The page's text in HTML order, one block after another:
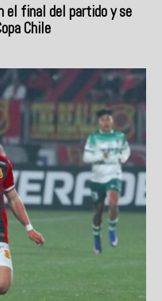
el final del partido y se
Chile